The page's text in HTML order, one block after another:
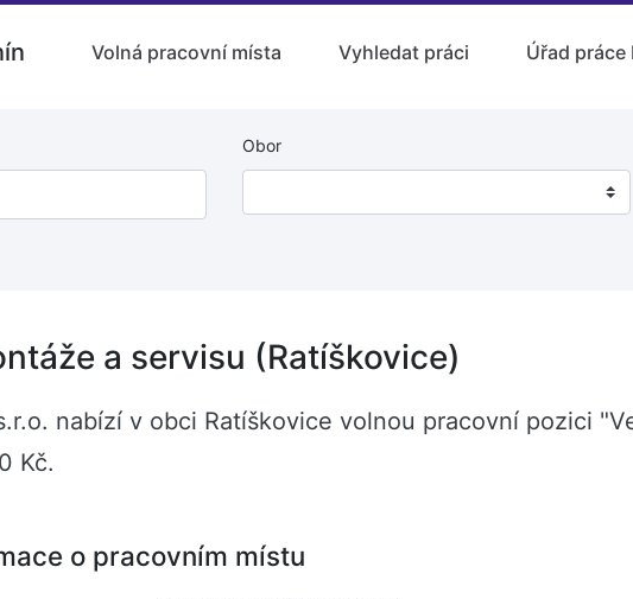
Volná pracovní místa Vyhledat práci Úřad práce
Obor
a servisu (Ratíškovice)
nabízí v obci Ratíškovice volnou pracovní pozici
Kč.
o pracovním místu